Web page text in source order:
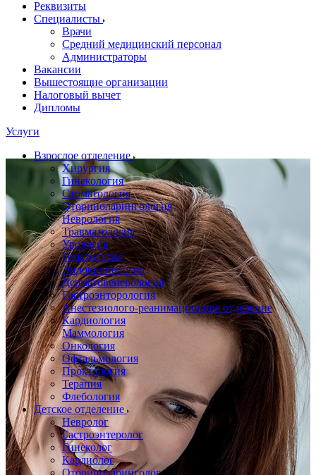
Реквизиты
Специалисты
Врачи
Средний медицинский персонал
Администраторы
Вакансии
Вышестоящие организации
Налоговый вычет
Дипломы
Услуги
Взрослое отделение
Хирургия
Гинекология
Стоматология
Оториноларингология
Неврология
Травматология
Урология
Гематология
Эндокринология
Дерматовенерология
Гастроэнторология
Анестезиолого-реанимационное отделение
Кардиология
Маммология
Онкология
Офтальмология
Проктология
Терапия
Флебология
Детское отделение
Невролог
Гастроэнтеролог
Гинеколог
Кардиолог
Оториноларинголог